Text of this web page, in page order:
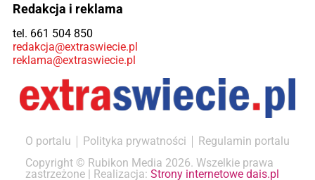
Redakcja i reklama
tel. 661 504 850
redakcja@extraswiecie.pl
reklama@extraswiecie.pl
O portalu Polityka prywatności
Regulamin portalu
Copyright © Rubikon Media 2026. Wszelkie prawa
zastrzeżone | Realizacja: Strony internetowe dais.pl